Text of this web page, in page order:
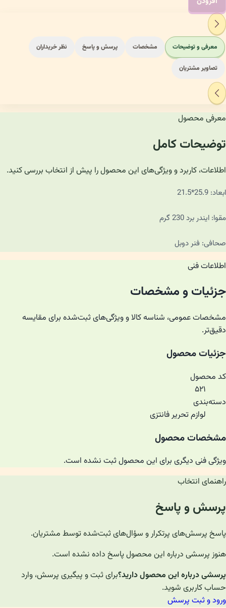
معرفی و توضیحات مشخصات پرسش و پاسخ نظر خریداران
تصاویر مشتریان
معرفی محصول
توضیحات کامل
اطلاعات، کاربرد و ویژگی‌های این محصول را پیش از انتخاب بررسی کنید.
ابعاد: 25.9*21.5
مقوا: ایندر برد 230 گرم
صحافی: فنر دوبل
اطلاعات فنی
جزئیات و مشخصات
مشخصات عمومی، شناسه کالا و ویژگی‌های ثبت‌شده برای مقایسه
دقیق‌تر.
جزئیات محصول
کد محصول
۵۲۱
دسته‌بندی
لوازم تحریر فانتزی
مشخصات محصول
ویژگی فنی دیگری برای این محصول ثبت نشده است.
راهنمای انتخاب
پرسش و پاسخ
پاسخ پرسش‌های پرتکرار و سؤال‌های ثبت‌شده توسط مشتریان.
هنوز پرسشی درباره این محصول پاسخ داده نشده است.
پرسشی درباره این محصول دارید؟برای ثبت و پیگیری پرسش، وارد
حساب کاربری شوید.
ورود و ثبت پرسش